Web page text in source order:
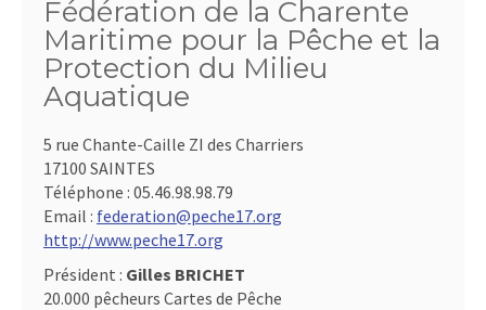
Fédération de la Charente
Maritime pour la Pêche et la
Protection du Milieu
Aquatique
5 rue Chante-Caille ZI des Charriers
17100 SAINTES
Téléphone : 05.46.98.98.79
Email : federation@peche17.org
http://www.peche17.org
Président : Gilles BRICHET
20.000 pêcheurs Cartes de Pêche